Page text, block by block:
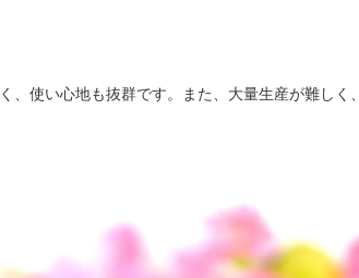
使い心地も抜群です。また、大量生産が難しく